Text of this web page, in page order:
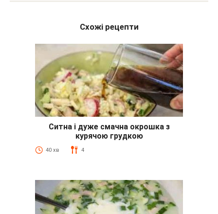
Схожі рецепти
Ситна і дуже смачна окрошка з
курячою грудкою
40 хв 4